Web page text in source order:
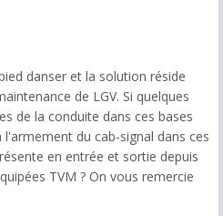
danser et la solution réside
de LGV. Si quelques
de la conduite dans ces bases
du cab-signal dans ces
en entrée et sortie depuis
TVM ? On vous remercie